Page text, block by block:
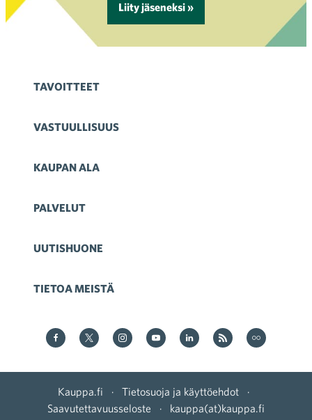
Liity jäseneksi »
TAVOITTEET
VASTUULLISUUS
KAUPAN ALA
PALVELUT
UUTISHUONE
TIETOA MEISTÄ
Kauppa Facebookissa
Kauppa Twitterissä
Kauppa on Instagram
Kauppa YouTubesssa
Kauppa LinkedInissä
Kauppa on RSS
Kauppa.fi · Tietosuoja ja käyttöehdot
·
Saavutettavuusseloste
· kauppa(at)kauppa.fi